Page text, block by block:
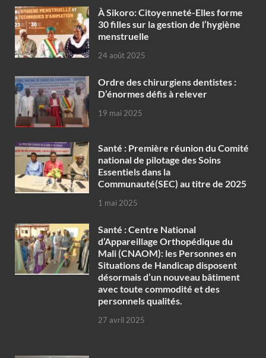
À Sikoro: Citoyenneté-Elles forme
30 filles sur la gestion de l’hygiène
menstruelle
24 août 2025
Ordre des chirurgiens dentistes :
D’énormes défis à relever
19 mai 2025
Santé : Première réunion du Comité
national de pilotage des Soins
Essentiels dans la
Communauté(SEC) au titre de 2025
1 mai 2025
Santé : Centre National
d’Appareillage Orthopédique du
Mali (CNAOM): les Personnes en
Situations de Handicap disposent
désormais d’un nouveau bâtiment
avec toute commodité et des
personnels qualités.
27 avril 2025